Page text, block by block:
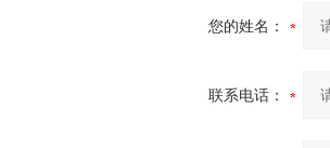
您的姓名：
联系电话：